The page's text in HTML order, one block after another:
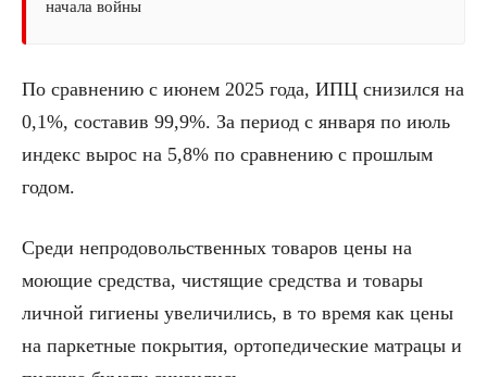
начала войны
По сравнению с июнем 2025 года, ИПЦ снизился на
0,1%, составив 99,9%. За период с января по июль
индекс вырос на 5,8% по сравнению с прошлым
годом.
Среди непродовольственных товаров цены на
моющие средства, чистящие средства и товары
личной гигиены увеличились, в то время как цены
на паркетные покрытия, ортопедические матрацы и